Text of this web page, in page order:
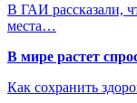
В ГАИ рассказали,
места…
В мире растет
Как сохранить